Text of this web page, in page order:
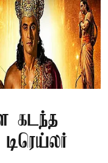
கடந்த